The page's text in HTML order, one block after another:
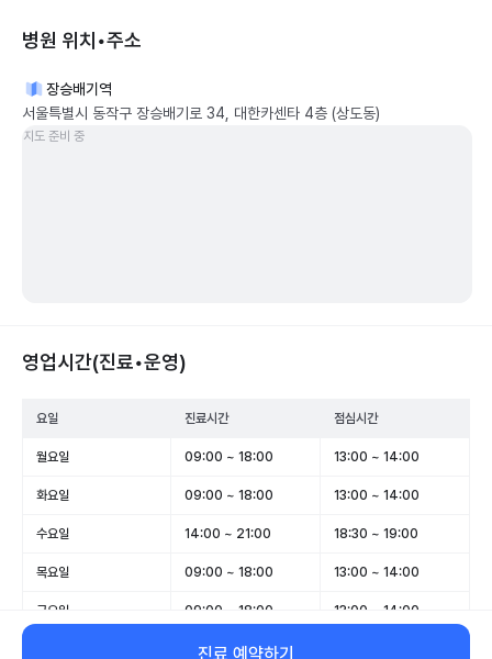
병원 위치•주소
장승배기역
서울특별시 동작구 장승배기로 34, 대한카센타 4층 (상도동)
지도 준비 중
영업시간(진료•운영)
요일 진료시간 점심시간
월요일 09:00 ~ 18:00 13:00 ~ 14:00
화요일 09:00 ~ 18:00 13:00 ~ 14:00
수요일 14:00 ~ 21:00 18:30 ~ 19:00
목요일 09:00 ~ 18:00 13:00 ~ 14:00
금요일 09:00 ~ 18:00 13:00 ~ 14:00
09:00 ~ 13:00
진료 예약하기